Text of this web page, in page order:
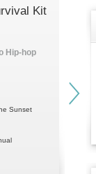
Kit
Hip-hop
Sunset